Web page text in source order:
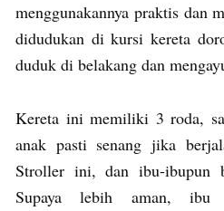
menggunakannya praktis dan
didudukan di kursi kereta
duduk di belakang dan
Kereta ini memiliki 3 roda,
anak pasti senang jika
Stroller ini, dan ibu-ibupun
Supaya lebih aman, ibu